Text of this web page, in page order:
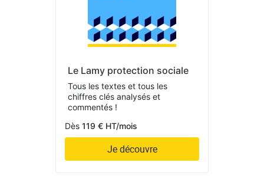
Le Lamy protection sociale
Tous les textes et tous les
chiffres clés analysés et
commentés !
Dès 119 € HT/mois
Je découvre